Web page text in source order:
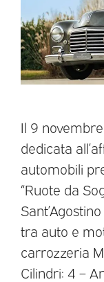
Il 9
dedicata
automobili
“Ruote da
tra auto e
carrozzeria
Cilindri: 4 –